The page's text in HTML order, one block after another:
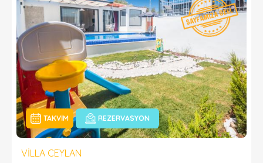
TAKVIM REZERVASYON
VILLA CEYLAN